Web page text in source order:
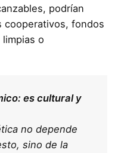
podrían
cooperativos, fondos
o
es cultural y
no depende
sino de la